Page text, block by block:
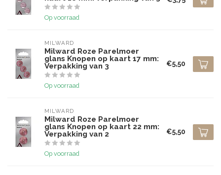
Op voorraad
MILWARD
Milward Roze Parelmoer
glans Knopen op kaart 17 mm:
Verpakking van 3
Op voorraad
€5,50
MILWARD
Milward Roze Parelmoer
glans Knopen op kaart 22 mm:
Verpakking van 2
Op voorraad
€5,50